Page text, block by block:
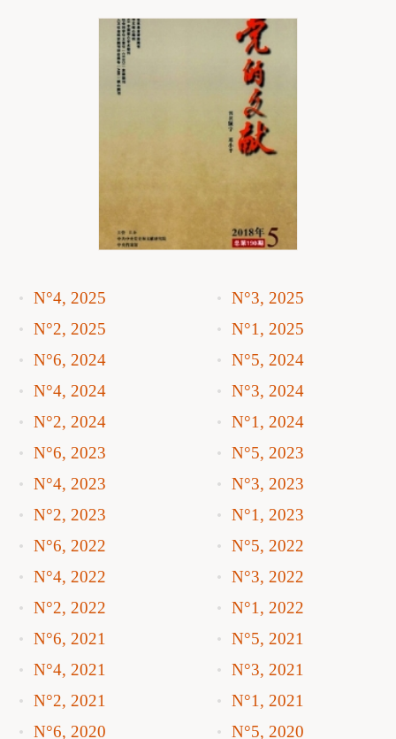
N°4, 2025
N°3, 2025
N°2, 2025
N°1, 2025
N°6, 2024
N°5, 2024
N°4, 2024
N°3, 2024
N°2, 2024
N°1, 2024
N°6, 2023
N°5, 2023
N°4, 2023
N°3, 2023
N°2, 2023
N°1, 2023
N°6, 2022
N°5, 2022
N°4, 2022
N°3, 2022
N°2, 2022
N°1, 2022
N°6, 2021
N°5, 2021
N°4, 2021
N°3, 2021
N°2, 2021
N°1, 2021
N°6, 2020
N°5, 2020